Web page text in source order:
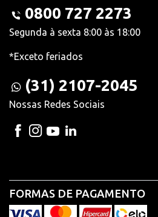
0800 727 2273
Segunda à sexta 8:00 às 18:00
*Exceto feriados
(31) 2107-2045
Nossas Redes Sociais
FORMAS DE PAGAMENTO